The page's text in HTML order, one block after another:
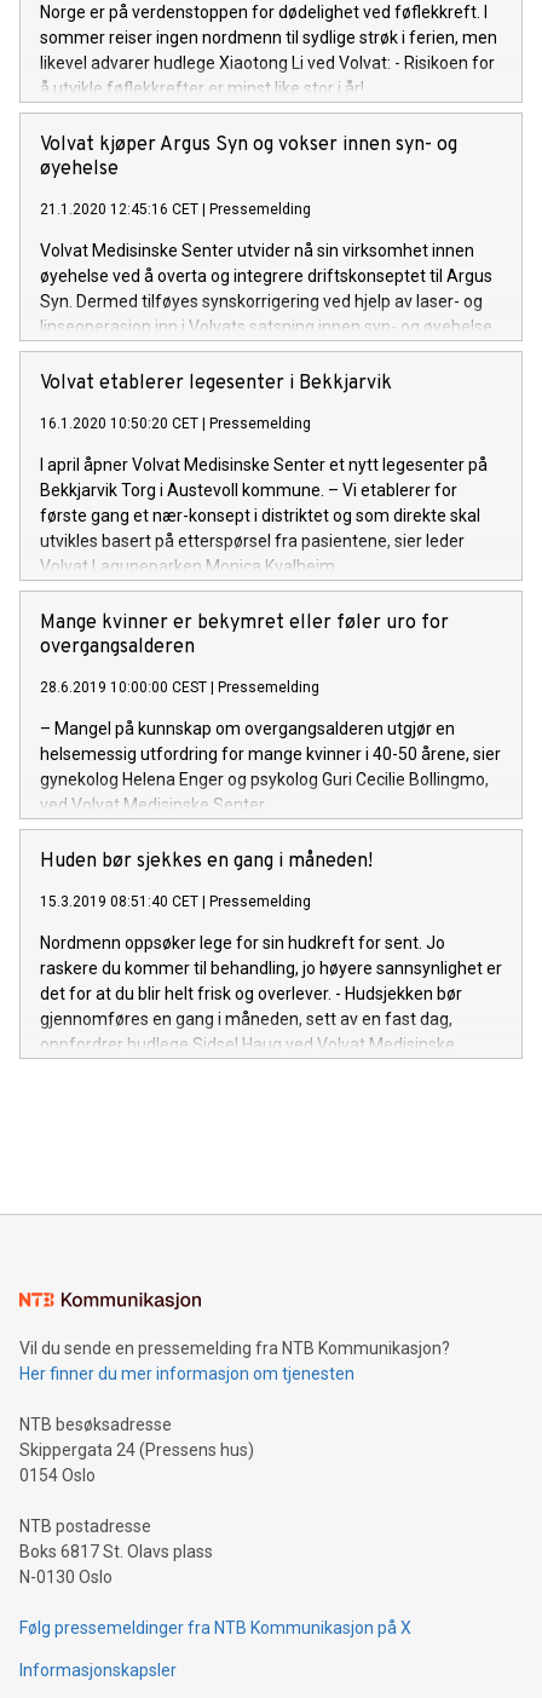
Norge er på verdenstoppen for dødelighet ved føflekkreft. I
sommer reiser ingen nordmenn til sydlige strøk i ferien, men
likevel advarer hudlege Xiaotong Li ved Volvat: - Risikoen for
å utvikle føflekkrefter er minst like stor i år!
Volvat kjøper Argus Syn og vokser innen syn- og
øyehelse
21.1.2020 12:45:16 CET | Pressemelding
Volvat Medisinske Senter utvider nå sin virksomhet innen
øyehelse ved å overta og integrere driftskonseptet til Argus
Syn. Dermed tilføyes synskorrigering ved hjelp av laser- og
linseoperasjon inn i Volvats satsning innen syn- og øyehelse.
Volvat etablerer legesenter i Bekkjarvik
16.1.2020 10:50:20 CET | Pressemelding
I april åpner Volvat Medisinske Senter et nytt legesenter på
Bekkjarvik Torg i Austevoll kommune. – Vi etablerer for
første gang et nær-konsept i distriktet og som direkte skal
utvikles basert på etterspørsel fra pasientene, sier leder
Volvat Laguneparken Monica Kvalheim.
Mange kvinner er bekymret eller føler uro for
overgangsalderen
28.6.2019 10:00:00 CEST | Pressemelding
– Mangel på kunnskap om overgangsalderen utgjør en
helsemessig utfordring for mange kvinner i 40-50 årene, sier
gynekolog Helena Enger og psykolog Guri Cecilie Bollingmo,
ved Volvat Medisinske Senter.
Huden bør sjekkes en gang i måneden!
15.3.2019 08:51:40 CET | Pressemelding
Nordmenn oppsøker lege for sin hudkreft for sent. Jo
raskere du kommer til behandling, jo høyere sannsynlighet er
det for at du blir helt frisk og overlever. - Hudsjekken bør
gjennomføres en gang i måneden, sett av en fast dag,
oppfordrer hudlege Sidsel Haug ved Volvat Medisinske
Vil du sende en pressemelding fra NTB Kommunikasjon?
Her finner du mer informasjon om tjenesten
NTB besøksadresse
Skippergata 24 (Pressens hus)
0154 Oslo
NTB postadresse
Boks 6817 St. Olavs plass
N-0130 Oslo
Følg pressemeldinger fra NTB Kommunikasjon på X
Informasjonskapsler